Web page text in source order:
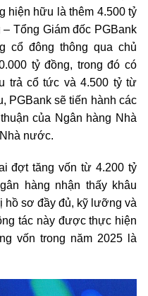
hiện hữu là thêm 4.500 tỷ
Tổng Giám đốc PGBank
cổ đông thông qua chủ
tỷ đồng, trong đó có
trả cổ tức và 4.500 tỷ từ
PGBank sẽ tiến hành các
của Ngân hàng Nhà
nước.
đợt tăng vốn từ 4.200 tỷ
hàng nhận thấy khâu
hồ sơ đầy đủ, kỹ lưỡng và
tác này được thực hiện
vốn trong năm 2025 là